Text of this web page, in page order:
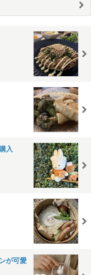
入
が可愛